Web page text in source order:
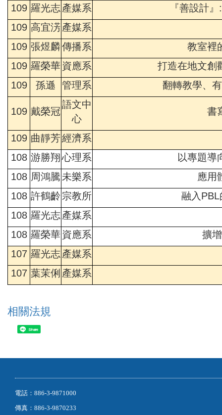
109 羅光志 產媒系
『善設計
109 高宜淓 產媒系
109 張煜麟傳播系
教室裡
109 羅榮華 資應系
打造在地文創
109
孫遜 管理系 翻轉教學、
109 戴榮冠
語文中
心
書
109 曲靜芳經濟系
108 游勝翔心理系
以專題導
108 周鴻騰 未樂系
應用
108 許鶴齡 宗教所
融入
108 羅光志 產媒系
108 羅榮華 資應系
擴
107 羅光志 產媒系
107 葉茉俐 產媒系
相關法規
Share
電話：886-3-9871000
傳真：886-3-9870233